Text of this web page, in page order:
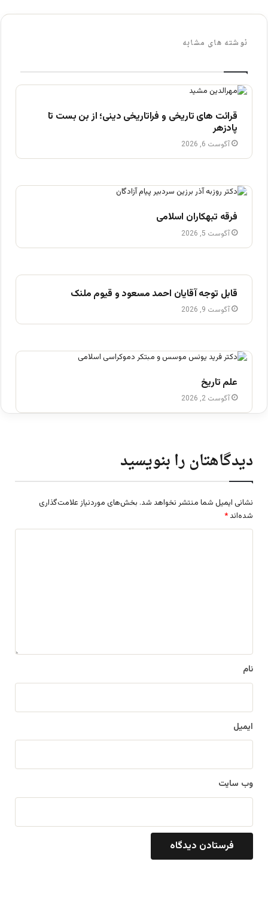
نوشته های مشابه
قرائت های تاریخی و فراتاریخی دینی؛ از بن بست تا
پادزهر
آگوست 6, 2026
فرقه تبهکاران اسلامی
آگوست 5, 2026
قابل توجه آقایان احمد مسعود و قیوم ملنک
آگوست 9, 2026
علم تاریخ
آگوست 2, 2026
دیدگاهتان را بنویسید
نشانی ایمیل شما منتشر نخواهد شد. بخش‌های موردنیاز علامت‌گذاری
شده‌اند *
نام
ایمیل
وب‌ سایت